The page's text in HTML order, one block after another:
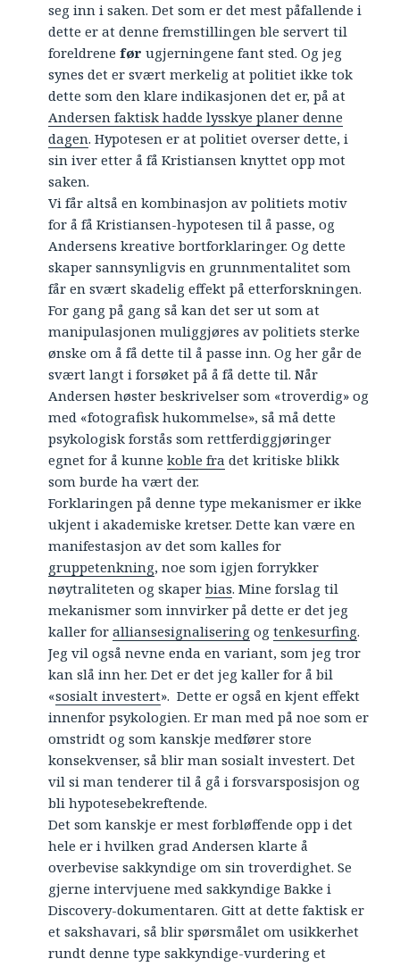
seg inn i saken. Det som er det mest påfallende i
dette er at denne fremstillingen ble servert til
foreldreneførugjerningene fant sted. Og jeg
synes det er svært merkelig at politiet ikke tok
dette som den klare indikasjonen det er, på at
Andersen faktisk hadde lysskye planer denne
dagen. Hypotesen er at politiet overser dette, i
sin iver etter å få Kristiansen knyttet opp mot
saken.
Vi får altså en kombinasjon av politiets motiv
for å få Kristiansen-hypotesen til å passe, og
Andersens kreative bortforklaringer. Og dette
skaper sannsynligvis en grunnmentalitet som
får en svært skadelig effekt på etterforskningen.
For gang på gang så kan det ser ut som at
manipulasjonen muliggjøres av politiets sterke
ønske om å få dette til å passe inn. Og her går de
svært langt i forsøket på å få dette til. Når
Andersen høster beskrivelser som «troverdig» og
med «fotografisk hukommelse», så må dette
psykologisk forstås som rettferdiggjøringer
egnet for å kunnekoble fra det kritiske blikk
som burde ha vært der.
Forklaringen på denne type mekanismer er ikke
ukjent i akademiske kretser. Dette kan være en
manifestasjon av det som kalles for
gruppetenkning, noe som igjen forrykker
nøytraliteten og skaperbias. Mine forslag til
mekanismer som innvirker på dette er det jeg
kaller foralliansesignalisering ogtenkesurfing.
Jeg vil også nevne enda en variant, som jeg tror
kan slå inn her. Det er det jeg kaller for å bil
«sosialt investert». Dette er også en kjent effekt
innenfor psykologien. Er man med på noe som er
omstridt og som kanskje medfører store
konsekvenser, så blir man sosialt investert. Det
vil si man tenderer til å gå i forsvarsposisjon og
bli hypotesebekreftende.
Det som kanskje er mest forbløffende opp i det
hele er i hvilken grad Andersen klarte å
overbevise sakkyndige om sin troverdighet. Se
gjerne intervjuene med sakkyndige Bakke i
Discovery-dokumentaren. Gitt at dette faktisk er
et sakshavari, så blir spørsmålet om usikkerhet
rundt denne type sakkyndige-vurdering et